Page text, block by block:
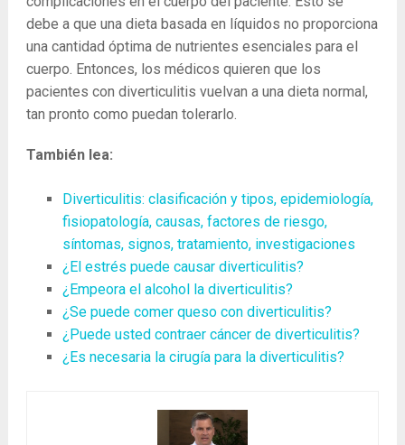
debe a que una dieta basada en líquidos no proporciona
una cantidad óptima de nutrientes esenciales para el
cuerpo. Entonces, los médicos quieren que los
pacientes con diverticulitis vuelvan a una dieta normal,
tan pronto como puedan tolerarlo.
También lea:
Diverticulitis: clasificación y tipos, epidemiología,
fisiopatología, causas, factores de riesgo,
síntomas, signos, tratamiento, investigaciones
¿El estrés puede causar diverticulitis?
¿Empeora el alcohol la diverticulitis?
¿Se puede comer queso con diverticulitis?
¿Puede usted contraer cáncer de diverticulitis?
¿Es necesaria la cirugía para la diverticulitis?